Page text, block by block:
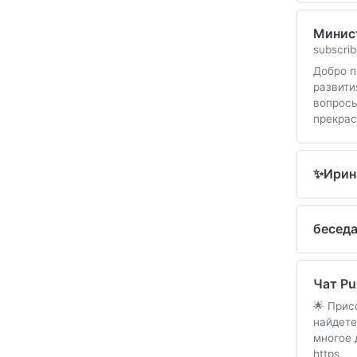
Добро
Чат
🌟
многое
https